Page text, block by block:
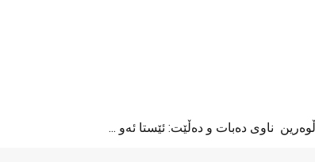
ناوی ده‌بات و ده‌ڵێت: ئێستا ئه‌و ...